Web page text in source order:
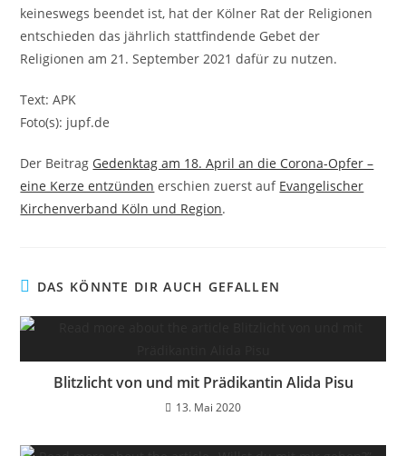
keineswegs beendet ist, hat der Kölner Rat der Religionen
entschieden das jährlich stattfindende Gebet der
Religionen am 21. September 2021 dafür zu nutzen.
Text: APK
Foto(s): jupf.de
Der Beitrag Gedenktag am 18. April an die Corona-Opfer –
eine Kerze entzünden erschien zuerst auf Evangelischer
Kirchenverband Köln und Region.
DAS KÖNNTE DIR AUCH GEFALLEN
Blitzlicht von und mit Prädikantin Alida Pisu
13. Mai 2020